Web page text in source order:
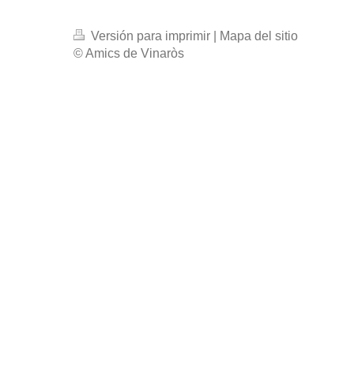
Versión para imprimir
Mapa del sitio
© Amics de Vinaròs